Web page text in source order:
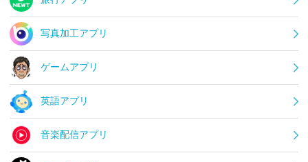
写真加工アプリ
ゲームアプリ
英語アプリ
音楽配信アプリ